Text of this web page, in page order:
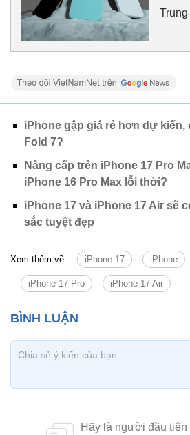
iPhone gập giá rẻ hơn dự kiến,
Fold 7?
Nâng cấp trên iPhone 17 Pro
iPhone 16 Pro Max lỗi thời?
iPhone 17 và iPhone 17 Air sẽ
sắc tuyệt đẹp
Xem thêm về: iPhone 17 iPhone
iPhone 17 Pro iPhone 17 Air